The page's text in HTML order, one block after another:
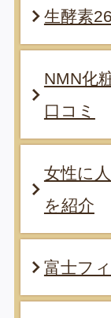
生酵素
NMN化
口コミ
女性に
を紹介
富士フ